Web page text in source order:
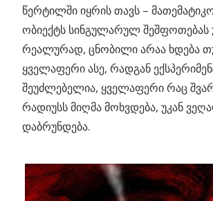
წერტილში იყრის თავს –
ობიექტს სინგულარულ შეშფოთებას
რეალურად, ცნობილი არაა ხდება
ყველაფერი ასე, რადგან
შეუძლებელია, ყველაფერი რაც
რადიუსს მიღმა მოხვდება, უკან
დაბრუნდება.